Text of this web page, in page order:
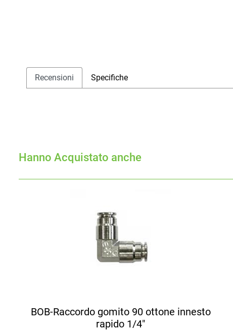
Recensioni Specifiche
Hanno Acquistato anche
BOB-Raccordo gomito 90 ottone innesto
rapido 1/4"